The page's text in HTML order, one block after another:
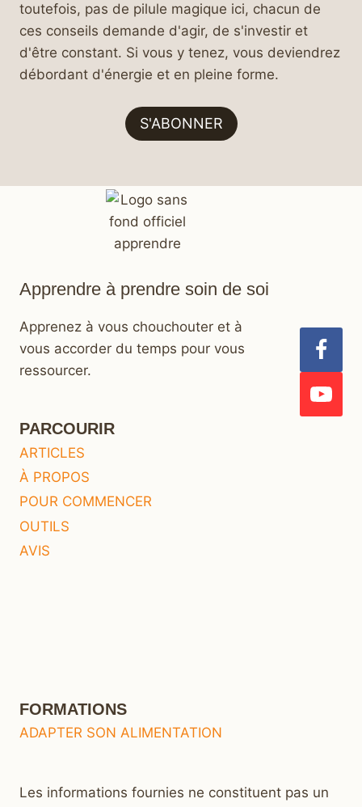
toutefois, pas de pilule magique ici, chacun de
ces conseils demande d'agir, de s'investir et
d'être constant. Si vous y tenez, vous deviendrez
débordant d'énergie et en pleine forme.
S'ABONNER
Apprendre à prendre soin de soi
Apprenez à vous chouchouter et à
vous accorder du temps pour vous
ressourcer.
PARCOURIR
ARTICLES
À PROPOS
POUR COMMENCER
OUTILS
AVIS
FORMATIONS
ADAPTER SON ALIMENTATION
Les informations fournies ne constituent pas un